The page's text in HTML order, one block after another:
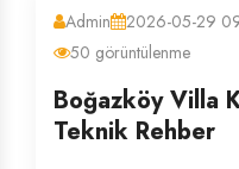
Admin 2026-05-29
50 görüntülenme
Boğazköy Villa
Teknik Rehber